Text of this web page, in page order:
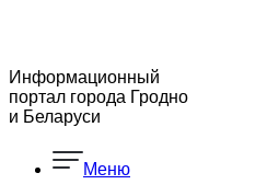
Информационный
портал города Гродно
и Беларуси
Меню